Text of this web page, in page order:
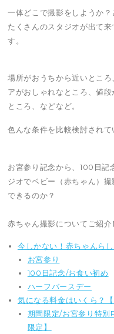
一体どこで撮影をしようか？
たくさんのスタジオが出て
す。
場所がおうちから近いとこ
アがおしゃれなところ、値
ところ、などなど。
色んな条件を比較検討されて
お宮参り記念から、100日記
ジオでベビー（赤ちゃん）
できるのか？
赤ちゃん撮影についてご紹介
今しかない！赤ちゃんら
お宮参り
100日記念/お食い初め
ハーフバースデー
気になる料金はいくら？
期間限定/お宮参り特
限定】